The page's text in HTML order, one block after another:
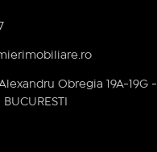
Obregia 19A-19G -